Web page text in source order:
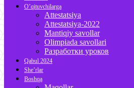
O’qituvchilarga
Attestatsiya
Attestatsiya-2022
Mantiqiy savollar
Olimpiada savollari
Разработки уроков
Qabul 2024
She’rlar
Boshqa